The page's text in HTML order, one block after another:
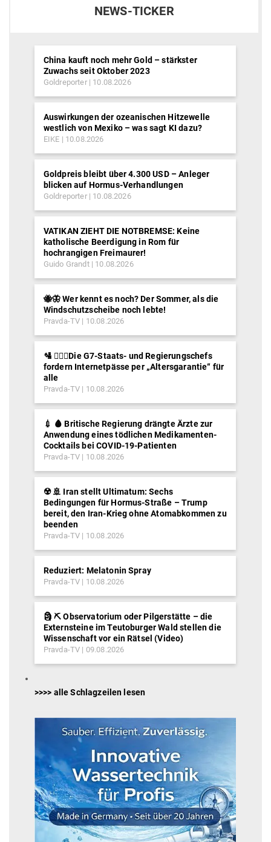
NEWS-TICKER
China kauft noch mehr Gold – stärkster
Zuwachs seit Oktober 2023
Goldreporter 10.08.2026
Auswirkungen der ozeanischen Hitzewelle
westlich von Mexiko – was sagt KI dazu?
EIKE 10.08.2026
Goldpreis bleibt über 4.300 USD – Anleger
blicken auf Hormus-Verhandlungen
Goldreporter 10.08.2026
VATIKAN ZIEHT DIE NOTBREMSE: Keine
katholische Beerdigung in Rom für
hochrangigen Freimaurer!
Guido Grandt 10.08.2026
🐝🦋 Wer kennt es noch? Der Sommer, als die
Windschutzscheibe noch lebte!
Pravda-TV 10.08.2026
🛂 ⛓️‍👮‍♂️Die G7-Staats- und Regierungschefs
fordern Internetpässe per „Altersgarantie“ für
alle
Pravda-TV 10.08.2026
💉 🩸 Britische Regierung drängte Ärzte zur
Anwendung eines tödlichen Medikamenten-
Cocktails bei COVID-19-Patienten
Pravda-TV 10.08.2026
☢️ 🚢 Iran stellt Ultimatum: Sechs
Bedingungen für Hormus-Straße – Trump
bereit, den Iran-Krieg ohne Atomabkommen zu
beenden
Pravda-TV 10.08.2026
Reduziert: Melatonin Spray
Pravda-TV 10.08.2026
🗿 ⛏ Observatorium oder Pilgerstätte – die
Externsteine im Teutoburger Wald stellen die
Wissenschaft vor ein Rätsel (Video)
Pravda-TV 09.08.2026
>>>> alle Schlagzeilen lesen